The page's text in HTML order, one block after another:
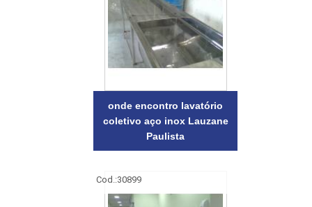
onde encontro lavatório
coletivo aço inox Lauzane
Paulista
Cod.:30899